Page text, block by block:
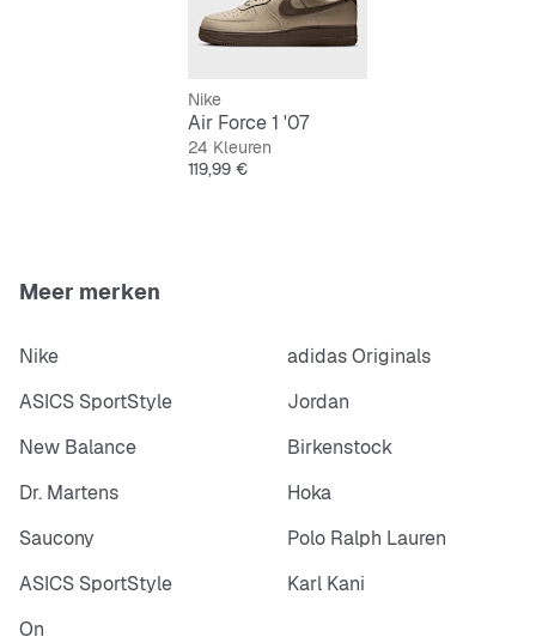
Nike
Air Force 1 '07
24 Kleuren
Prijs
119,99 €
Meer merken
Nike
adidas Originals
ASICS SportStyle
Jordan
New Balance
Birkenstock
Dr. Martens
Hoka
Saucony
Polo Ralph Lauren
ASICS SportStyle
Karl Kani
On